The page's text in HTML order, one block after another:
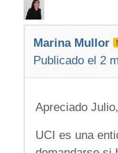
Marina Mullor
Publicado el 2
Apreciado Julio,
UCI es una